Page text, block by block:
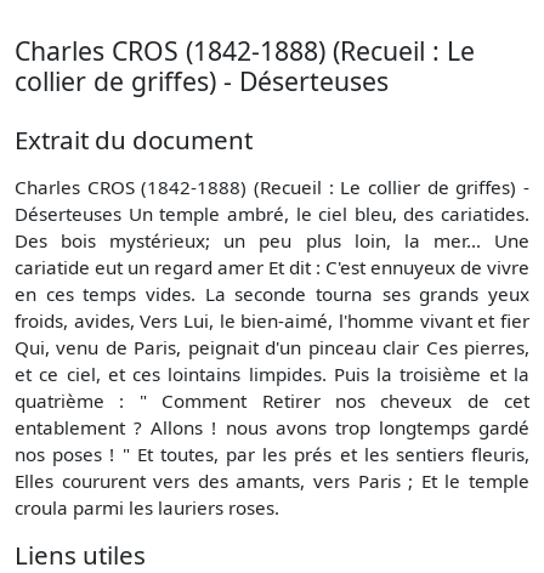
Charles CROS (1842-1888) (Recueil : Le
collier de griffes) - Déserteuses
Extrait du document
Charles CROS (1842-1888) (Recueil : Le collier de griffes) -
Déserteuses Un temple ambré, le ciel bleu, des cariatides.
Des bois mystérieux; un peu plus loin, la mer... Une
cariatide eut un regard amer Et dit : C'est ennuyeux de vivre
en ces temps vides. La seconde tourna ses grands yeux
froids, avides, Vers Lui, le bien-aimé, l'homme vivant et fier
Qui, venu de Paris, peignait d'un pinceau clair Ces pierres,
et ce ciel, et ces lointains limpides. Puis la troisième et la
quatrième : " Comment Retirer nos cheveux de cet
entablement ? Allons ! nous avons trop longtemps gardé
nos poses ! " Et toutes, par les prés et les sentiers fleuris,
Elles coururent vers des amants, vers Paris ; Et le temple
croula parmi les lauriers roses.
Liens utiles